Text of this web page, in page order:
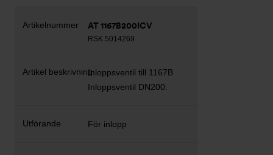
AT 1167B200ICV
RSK 5014269
Inloppsventil till 1167B
Inloppsventil DN200.
För inlopp